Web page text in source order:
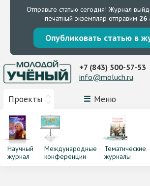
Отправьте статью сегодня! Журнал
печатный экземпляр отправим 26
Опубликовать статью в
Проекты Меню
+7 (843) 500-57-53
info@moluch.ru
Научный
журнал
Международные
конференции
Тематические
журналы